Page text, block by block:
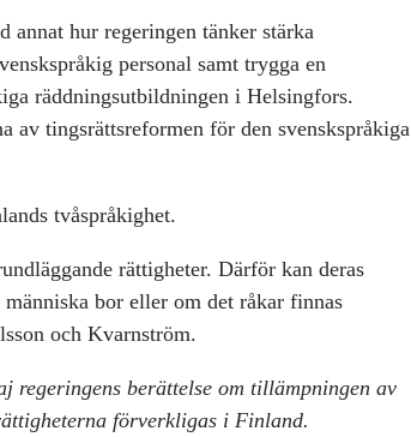
annat hur regeringen tänker stärka
personal samt trygga en
räddningsutbildningen i Helsingfors.
av tingsrättsreformen för den svenskspråkiga
tvåspråkighet.
rättigheter. Därför kan deras
bor eller om det råkar finnas
och Kvarnström.
regeringens berättelse om tillämpningen av
förverkligas i Finland.